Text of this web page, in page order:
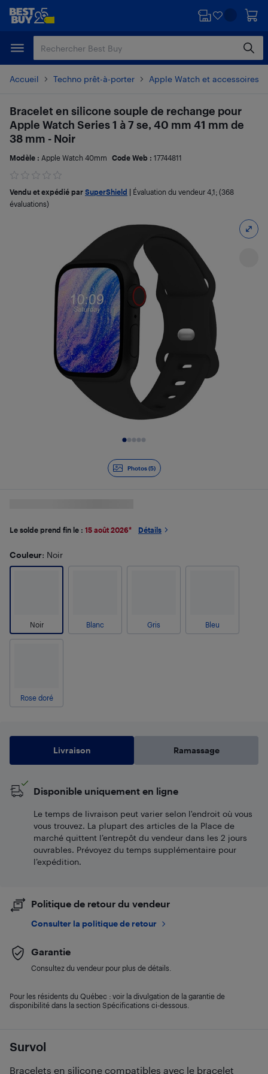
Passer
principal
Passer
Accueil Techno prêt-à-porter Apple Watch et accessoires
Photos (5)
Survol
Bracelets en silicone compatibles avec le bracelet
Bracelet en silicone souple de rechange pour
Apple Watch Series 1 à 7 se, 40 mm 41 mm de
38 mm - Noir
Modèle : Apple Watch 40mm Code Web : 17744811
Vendu et expédié par SuperShield Évaluation du vendeur 4,1; (368
évaluations)
Le solde prend fin le : 15 août 2026* Détails
Couleur: Noir
Noir Blanc Gris Bleu
Rose doré
Livraison Ramassage
Disponible uniquement en ligne
Le temps de livraison peut varier selon l'endroit où vous
vous trouvez. La plupart des articles de la Place de
marché quittent l’entrepôt du vendeur dans les 2 jours
ouvrables. Prévoyez du temps supplémentaire pour
l’expédition.
Politique de retour du vendeur
Consulter la politique de retour
Garantie
Consultez du vendeur pour plus de détails.
Pour les résidents du Québec : voir la divulgation de la garantie de
disponibilité dans la section Spécifications ci-dessous.